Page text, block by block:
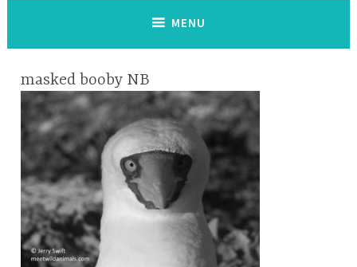
MENU
masked booby NB